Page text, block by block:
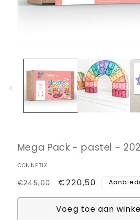
modaal
Mega Pack - pastel -
CONNETIX
Normale
prijs
€245,00 Aanbiedingsprijs
€220,50
Voeg toe aan